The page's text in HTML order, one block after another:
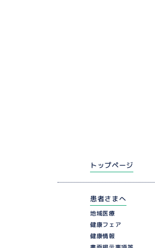
トップページ
患者さまへ
地域医療
健康フェア
健康情報